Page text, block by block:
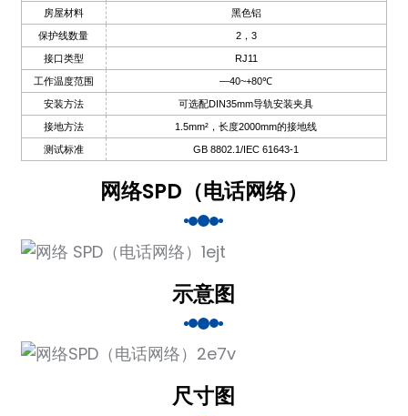
房屋材料 黑色铝
保护线数量 2，3
接口类型 RJ11
工作温度范围 —40~+80℃
安装方法 可选配DIN35mm导轨安装夹具
接地方法 1.5mm²，长度2000mm的接地线
测试标准 GB 8802.1/IEC 61643-1
网络SPD（电话网络）
示意图
尺寸图